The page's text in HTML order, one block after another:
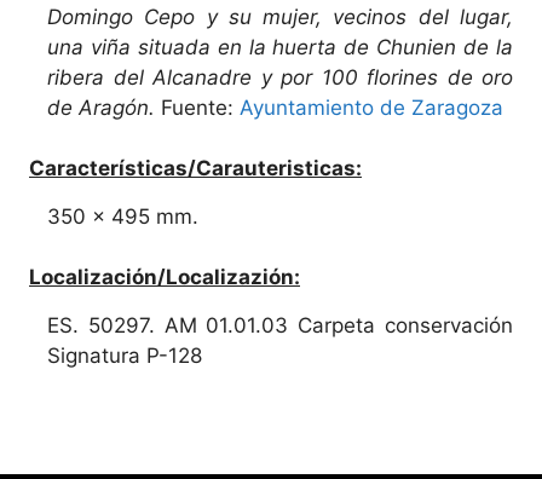
Domingo Cepo y su mujer, vecinos del lugar,
una viña situada en la huerta de Chunien de la
ribera del Alcanadre y por 100 florines de oro
de Aragón. Fuente: Ayuntamiento de Zaragoza
Características/Carauteristicas:
350 x 495 mm.
Localización/Localizazión:
ES. 50297. AM 01.01.03 Carpeta conservación
Signatura P-128